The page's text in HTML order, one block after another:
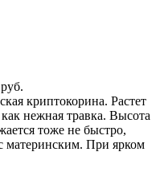
криптокорина. Растет
нежная травка. Высота
тоже не быстро,
материнским. При ярком